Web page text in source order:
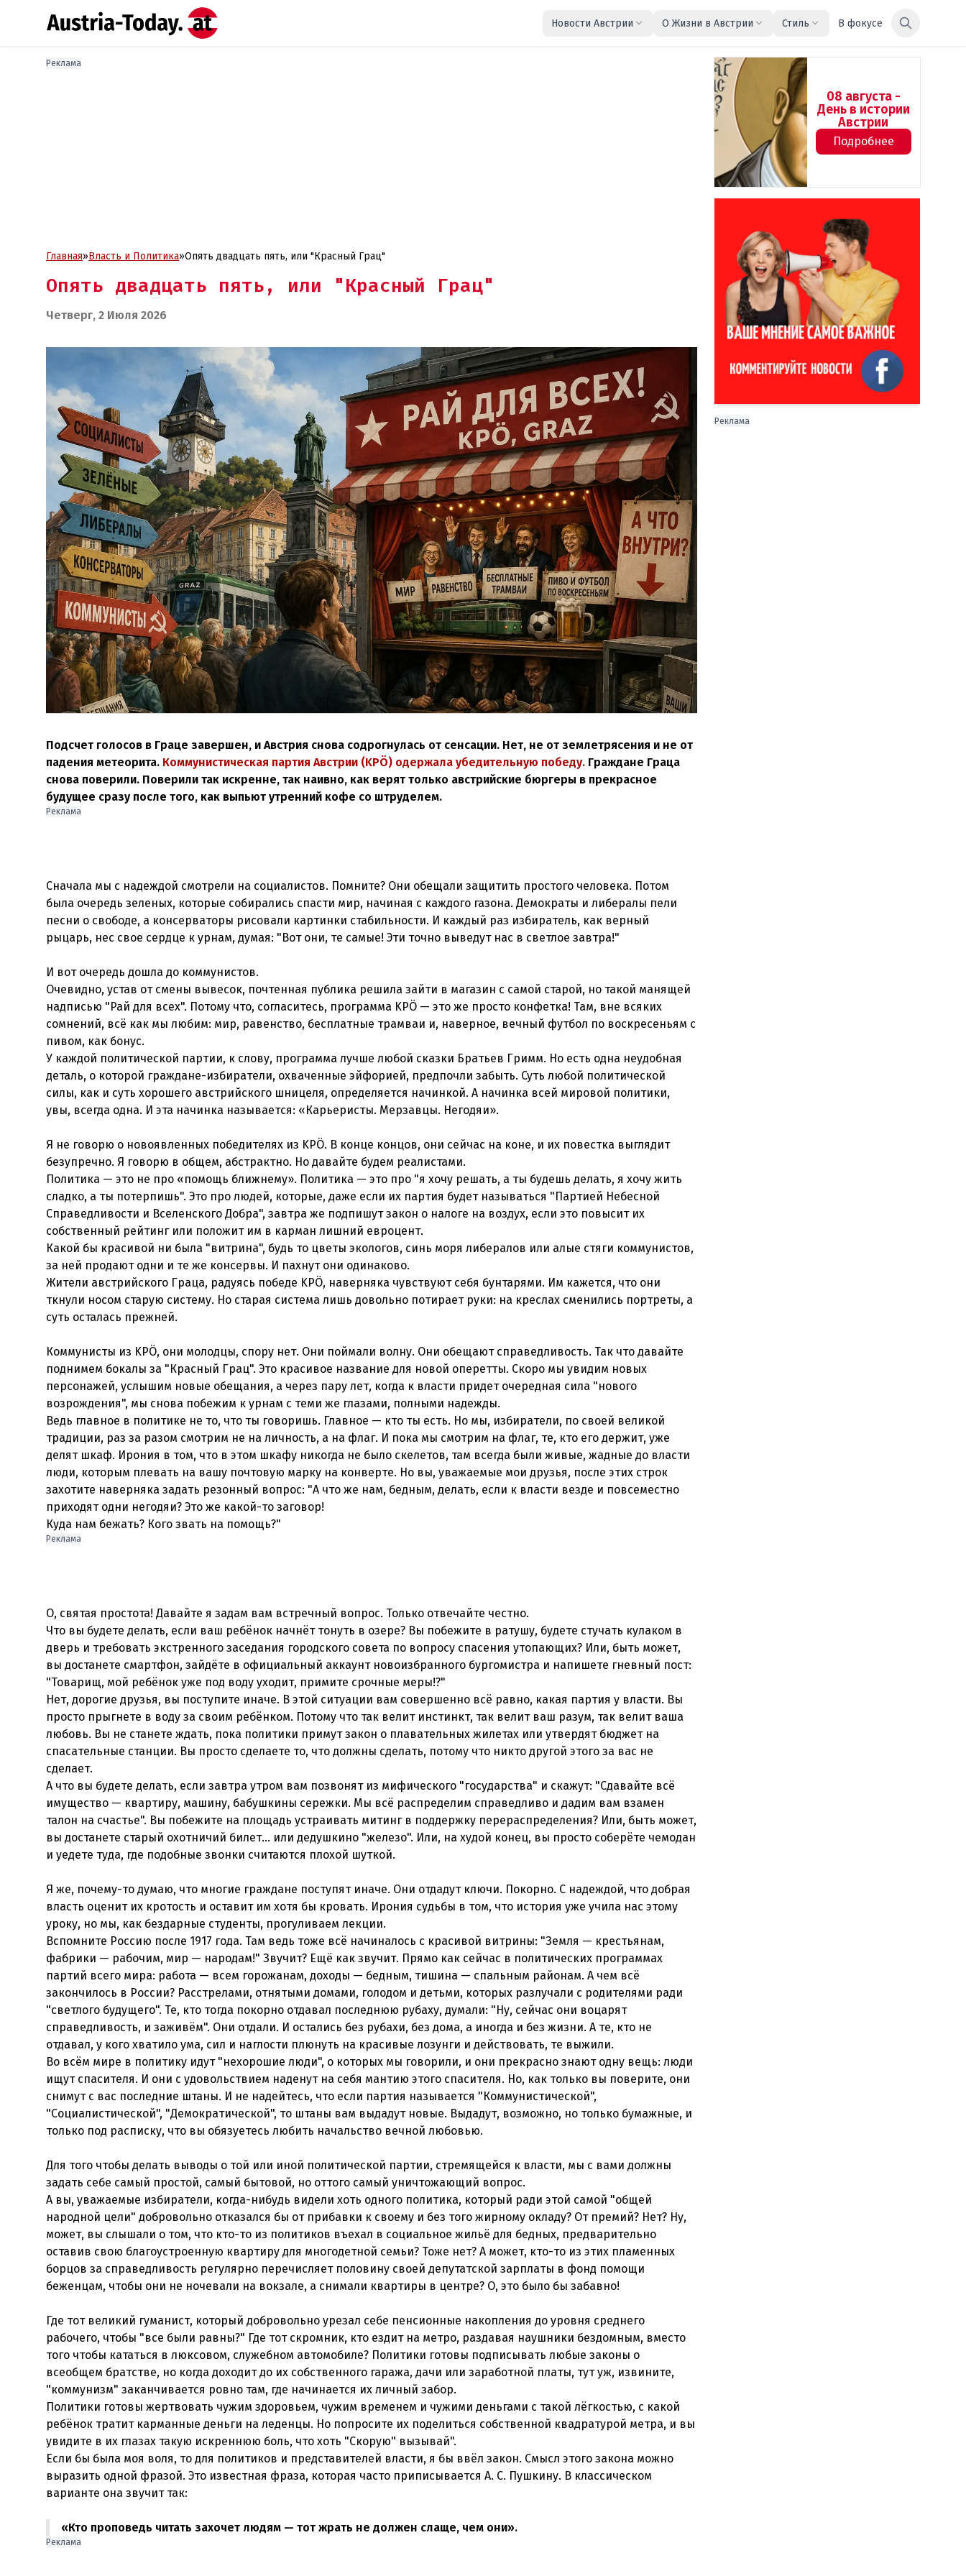
Новости Австрии О Жизни в Австрии Стиль В фокусе
Реклама
Главная»Власть и Политика»Опять двадцать пять, или "Красный Грац"
Опять двадцать пять, или "Красный Грац"
Четверг, 2 Июля 2026
Подсчет голосов в Граце завершен, и Австрия снова содрогнулась от сенсации. Нет, не от землетрясения и не от
падения метеорита. Коммунистическая партия Австрии (KPÖ) одержала убедительную победу. Граждане Граца
снова поверили. Поверили так искренне, так наивно, как верят только австрийские бюргеры в прекрасное
будущее сразу после того, как выпьют утренний кофе со штруделем.
Реклама
Сначала мы с надеждой смотрели на социалистов. Помните? Они обещали защитить простого человека. Потом
была очередь зеленых, которые собирались спасти мир, начиная с каждого газона. Демократы и либералы пели
песни о свободе, а консерваторы рисовали картинки стабильности. И каждый раз избиратель, как верный
рыцарь, нес свое сердце к урнам, думая: "Вот они, те самые! Эти точно выведут нас в светлое завтра!"
И вот очередь дошла до коммунистов.
Очевидно, устав от смены вывесок, почтенная публика решила зайти в магазин с самой старой, но такой манящей
надписью "Рай для всех". Потому что, согласитесь, программа KPÖ — это же просто конфетка! Там, вне всяких
сомнений, всё как мы любим: мир, равенство, бесплатные трамваи и, наверное, вечный футбол по воскресеньям с
пивом, как бонус.
У каждой политической партии, к слову, программа лучше любой сказки Братьев Гримм. Но есть одна неудобная
деталь, о которой граждане-избиратели, охваченные эйфорией, предпочли забыть. Суть любой политической
силы, как и суть хорошего австрийского шницеля, определяется начинкой. А начинка всей мировой политики,
увы, всегда одна. И эта начинка называется: «Карьеристы. Мерзавцы. Негодяи».
Я не говорю о новоявленных победителях из KPÖ. В конце концов, они сейчас на коне, и их повестка выглядит
безупречно. Я говорю в общем, абстрактно. Но давайте будем реалистами.
Политика — это не про «помощь ближнему». Политика — это про "я хочу решать, а ты будешь делать, я хочу жить
сладко, а ты потерпишь". Это про людей, которые, даже если их партия будет называться "Партией Небесной
Справедливости и Вселенского Добра", завтра же подпишут закон о налоге на воздух, если это повысит их
собственный рейтинг или положит им в карман лишний евроцент.
Какой бы красивой ни была "витрина", будь то цветы экологов, синь моря либералов или алые стяги коммунистов,
за ней продают одни и те же консервы. И пахнут они одинаково.
Жители австрийского Граца, радуясь победе KPÖ, наверняка чувствуют себя бунтарями. Им кажется, что они
ткнули носом старую систему. Но старая система лишь довольно потирает руки: на креслах сменились портреты, а
суть осталась прежней.
Коммунисты из KPÖ, они молодцы, спору нет. Они поймали волну. Они обещают справедливость. Так что давайте
поднимем бокалы за "Красный Грац". Это красивое название для новой оперетты. Скоро мы увидим новых
персонажей, услышим новые обещания, а через пару лет, когда к власти придет очередная сила "нового
возрождения", мы снова побежим к урнам с теми же глазами, полными надежды.
Ведь главное в политике не то, что ты говоришь. Главное — кто ты есть. Но мы, избиратели, по своей великой
традиции, раз за разом смотрим не на личность, а на флаг. И пока мы смотрим на флаг, те, кто его держит, уже
делят шкаф. Ирония в том, что в этом шкафу никогда не было скелетов, там всегда были живые, жадные до власти
люди, которым плевать на вашу почтовую марку на конверте. Но вы, уважаемые мои друзья, после этих строк
захотите наверняка задать резонный вопрос: "А что же нам, бедным, делать, если к власти везде и повсеместно
приходят одни негодяи? Это же какой-то заговор!
Куда нам бежать? Кого звать на помощь?"
Реклама
О, святая простота! Давайте я задам вам встречный вопрос. Только отвечайте честно.
Что вы будете делать, если ваш ребёнок начнёт тонуть в озере? Вы побежите в ратушу, будете стучать кулаком в
дверь и требовать экстренного заседания городского совета по вопросу спасения утопающих? Или, быть может,
вы достанете смартфон, зайдёте в официальный аккаунт новоизбранного бургомистра и напишете гневный пост:
"Товарищ, мой ребёнок уже под воду уходит, примите срочные меры!?"
Нет, дорогие друзья, вы поступите иначе. В этой ситуации вам совершенно всё равно, какая партия у власти. Вы
просто прыгнете в воду за своим ребёнком. Потому что так велит инстинкт, так велит ваш разум, так велит ваша
любовь. Вы не станете ждать, пока политики примут закон о плавательных жилетах или утвердят бюджет на
спасательные станции. Вы просто сделаете то, что должны сделать, потому что никто другой этого за вас не
сделает.
А что вы будете делать, если завтра утром вам позвонят из мифического "государства" и скажут: "Сдавайте всё
имущество — квартиру, машину, бабушкины сережки. Мы всё распределим справедливо и дадим вам взамен
талон на счастье". Вы побежите на площадь устраивать митинг в поддержку перераспределения? Или, быть может,
вы достанете старый охотничий билет... или дедушкино "железо". Или, на худой конец, вы просто соберёте чемодан
и уедете туда, где подобные звонки считаются плохой шуткой.
Я же, почему-то думаю, что многие граждане поступят иначе. Они отдадут ключи. Покорно. С надеждой, что добрая
власть оценит их кротость и оставит им хотя бы кровать. Ирония судьбы в том, что история уже учила нас этому
уроку, но мы, как бездарные студенты, прогуливаем лекции.
Вспомните Россию после 1917 года. Там ведь тоже всё начиналось с красивой витрины: "Земля — крестьянам,
фабрики — рабочим, мир — народам!" Звучит? Ещё как звучит. Прямо как сейчас в политических программах
партий всего мира: работа — всем горожанам, доходы — бедным, тишина — спальным районам. А чем всё
закончилось в России? Расстрелами, отнятыми домами, голодом и детьми, которых разлучали с родителями ради
"светлого будущего". Те, кто тогда покорно отдавал последнюю рубаху, думали: "Ну, сейчас они воцарят
справедливость, и заживём". Они отдали. И остались без рубахи, без дома, а иногда и без жизни. А те, кто не
отдавал, у кого хватило ума, сил и наглости плюнуть на красивые лозунги и действовать, те выжили.
Во всём мире в политику идут "нехорошие люди", о которых мы говорили, и они прекрасно знают одну вещь: люди
ищут спасителя. И они с удовольствием наденут на себя мантию этого спасителя. Но, как только вы поверите, они
снимут с вас последние штаны. И не надейтесь, что если партия называется "Коммунистической",
"Социалистической", "Демократической", то штаны вам выдадут новые. Выдадут, возможно, но только бумажные, и
только под расписку, что вы обязуетесь любить начальство вечной любовью.
Для того чтобы делать выводы о той или иной политической партии, стремящейся к власти, мы с вами должны
задать себе самый простой, самый бытовой, но оттого самый уничтожающий вопрос.
А вы, уважаемые избиратели, когда-нибудь видели хоть одного политика, который ради этой самой "общей
народной цели" добровольно отказался бы от прибавки к своему и без того жирному окладу? От премий? Нет? Ну,
может, вы слышали о том, что кто-то из политиков въехал в социальное жильё для бедных, предварительно
оставив свою благоустроенную квартиру для многодетной семьи? Тоже нет? А может, кто-то из этих пламенных
борцов за справедливость регулярно перечисляет половину своей депутатской зарплаты в фонд помощи
беженцам, чтобы они не ночевали на вокзале, а снимали квартиры в центре? О, это было бы забавно!
Где тот великий гуманист, который добровольно урезал себе пенсионные накопления до уровня среднего
рабочего, чтобы "все были равны?" Где тот скромник, кто ездит на метро, раздавая наушники бездомным, вместо
того чтобы кататься в люксовом, служебном автомобиле? Политики готовы подписывать любые законы о
всеобщем братстве, но когда доходит до их собственного гаража, дачи или заработной платы, тут уж, извините,
"коммунизм" заканчивается ровно там, где начинается их личный забор.
Политики готовы жертвовать чужим здоровьем, чужим временем и чужими деньгами с такой лёгкостью, с какой
ребёнок тратит карманные деньги на леденцы. Но попросите их поделиться собственной квадратурой метра, и вы
увидите в их глазах такую искреннюю боль, что хоть "Скорую" вызывай".
Если бы была моя воля, то для политиков и представителей власти, я бы ввёл закон. Смысл этого закона можно
выразить одной фразой. Это известная фраза, которая часто приписывается А. С. Пушкину. В классическом
варианте она звучит так:
«Кто проповедь читать захочет людям — тот жрать не должен слаще, чем они».
Реклама
08 августа -
День в истории
Австрии
Подробнее
Реклама